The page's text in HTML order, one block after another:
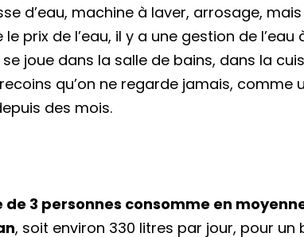
d’eau, machine à laver, arrosage,
prix de l’eau, il y a une gestion de l’eau
joue dans la salle de bains, dans la
qu’on ne regarde jamais, comme
des mois.
de 3 personnes consomme en
, soit environ 330 litres par jour, pour